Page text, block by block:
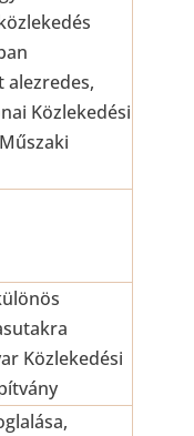
alezredes,
Közlekedési
Közlekedési